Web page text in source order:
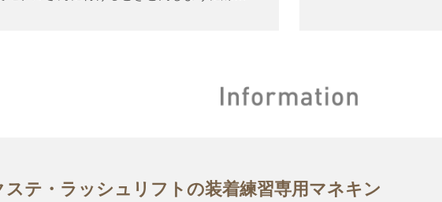
ステ・ラッシュリフトの装着練習専用マネキン